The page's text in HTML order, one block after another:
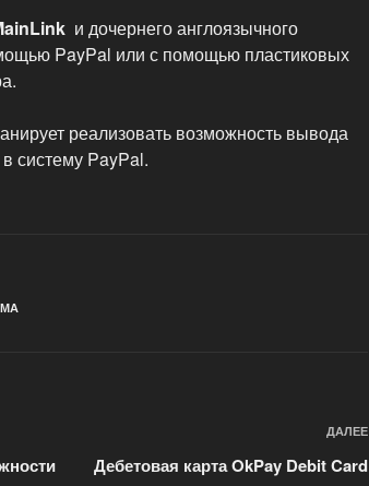
и дочернего англоязычного
PayPal или с помощью пластиковых
реализовать возможность вывода
систему PayPal.
ДАЛЕЕ
Дебетовая карта OkPay Debit Card